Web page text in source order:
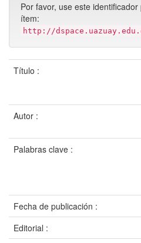
Por favor, use este
ítem:
http://
Título :
Autor :
Palabras clave :
Fecha de publicación :
Editorial :